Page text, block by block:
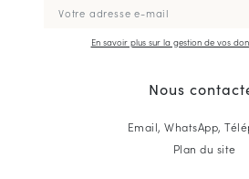
En savoir plus sur la gestion de vos
Nous
Email, WhatsApp,
Plan du site